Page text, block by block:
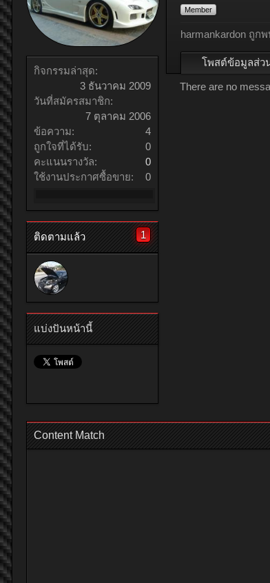
กิจกรรมล่าสุด:
3 ธันวาคม 2009
วันที่สมัครสมาชิก:
7 ตุลาคม 2006
ข้อความ:
4
ถูกใจที่ได้รับ:
0
คะแนนรางวัล:
0
ใช้งานประกาศซื้อขาย:
0
ติดตามแล้ว 1
แบ่งปันหน้านี้
Member
harmankardon ถูก
โพสต์ข้อมูลส่ว
There are no
Content Match